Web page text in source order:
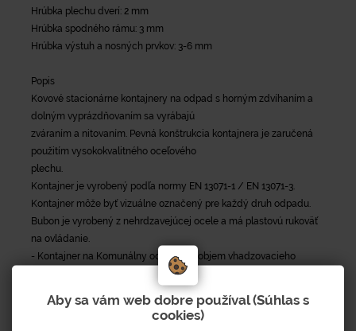
Hrúbka plechu dverí: 2 mm
Hrúbka spodného rámu: 3 mm
Hrúbka výstuh a nosných prvkov: 3-6 mm
Popis
Kovové stacionárne kontajnery na odpad s horným zdvíhaním a
dolným vyprázdňovaním sa vyrábajú
zváraním a nitovaním. Pevná konštrukcia kontajnera je zaručená
použitím vysokokvalitného oceľového
plechu.
Kontajner je vyrobený podľa normy EN 13071-1 / EN 13071-3.
Kontajner môže byť vizuálne označený pre každý druh odpadu.
Bubon je vyrobený z nehrdzavejúcej ocele a má plastovú rukoväť
na ovládanie.
- Kontajner na Komunálny odpad má objem vhadzovacieho
dvojbubna 40 litrov (po otvrorení bubna sa uzavrie zadná stena a je
možné vložiť odpad max. 40l.)
- Pre separačné kontajnery je štandardný objem 60l - jednobubon
Aby sa vám web dobre používal (Súhlas s
cookies)